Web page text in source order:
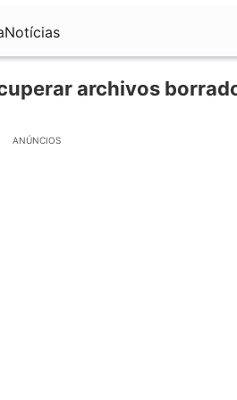
Notícias
archivos
ANÚNCIOS